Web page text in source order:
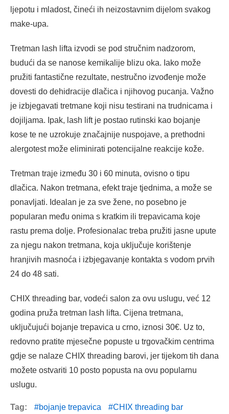
ljepotu i mladost, čineći ih neizostavnim dijelom svakog
make-upa.
Tretman lash lifta izvodi se pod stručnim nadzorom,
budući da se nanose kemikalije blizu oka. Iako može
pružiti fantastične rezultate, nestručno izvođenje može
dovesti do dehidracije dlačica i njihovog pucanja. Važno
je izbjegavati tretmane koji nisu testirani na trudnicama i
dojiljama. Ipak, lash lift je postao rutinski kao bojanje
kose te ne uzrokuje značajnije nuspojave, a prethodni
alergotest može eliminirati potencijalne reakcije kože.
Tretman traje između 30 i 60 minuta, ovisno o tipu
dlačica. Nakon tretmana, efekt traje tjednima, a može se
ponavljati. Idealan je za sve žene, no posebno je
popularan među onima s kratkim ili trepavicama koje
rastu prema dolje. Profesionalac treba pružiti jasne upute
za njegu nakon tretmana, koja uključuje korištenje
hranjivih masnoća i izbjegavanje kontakta s vodom prvih
24 do 48 sati.
CHIX threading bar, vodeći salon za ovu uslugu, već 12
godina pruža tretman lash lifta. Cijena tretmana,
uključujući bojanje trepavica u crno, iznosi 30€. Uz to,
redovno pratite mjesečne popuste u trgovačkim centrima
gdje se nalaze CHIX threading barovi, jer tijekom tih dana
možete ostvariti 10 posto popusta na ovu popularnu
uslugu.
Tag: bojanje trepavica CHIX threading bar